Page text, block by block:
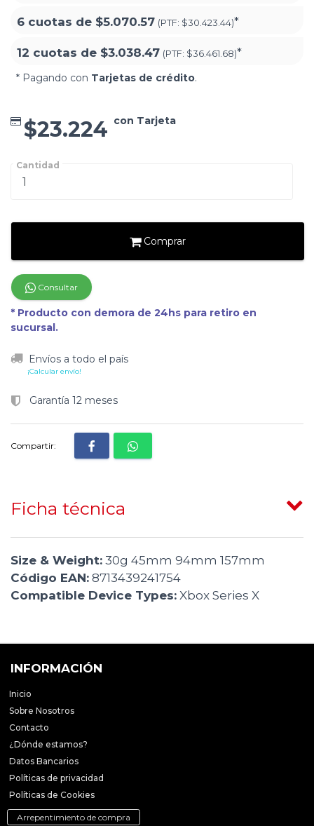
6 cuotas de $5.070.57 (PTF: $30.423.44)*
12 cuotas de $3.038.47 (PTF: $36.461.68)*
* Pagando con Tarjetas de crédito.
$23.224 con Tarjeta
Cantidad
Comprar
Consultar
* Producto con demora de 24hs para retiro en
sucursal.
Envíos a todo el país
¡Calcular envío!
Garantía 12 meses
Compartir:
Ficha técnica
Size & Weight: 30g 45mm 94mm 157mm
Código EAN: 8713439241754
Compatible Device Types: Xbox Series X
INFORMACIÓN
Inicio
Sobre Nosotros
Contacto
¿Dónde estamos?
Datos Bancarios
Políticas de privacidad
Políticas de Cookies
Arrepentimiento de compra